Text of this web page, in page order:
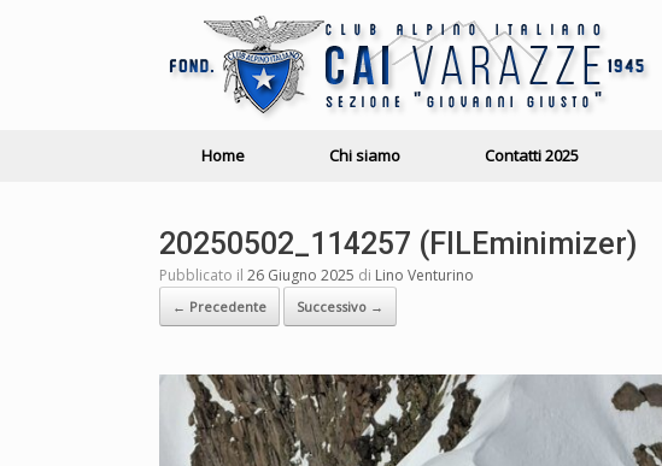
Home Chi siamo Contatti 2025
20250502_114257 (FILEminimizer)
Pubblicato il 26 Giugno 2025 di Lino Venturino
← Precedente Successivo →